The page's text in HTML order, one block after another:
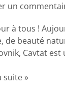
un
à tous !
de beauté
Cavtat
suite »